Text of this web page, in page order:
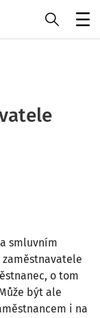
smluvním
o tom
být ale
i na